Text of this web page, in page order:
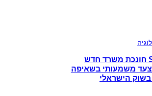
SGF Global חונכת משרד חדש
משמעותי בשאיפה
הישראלי